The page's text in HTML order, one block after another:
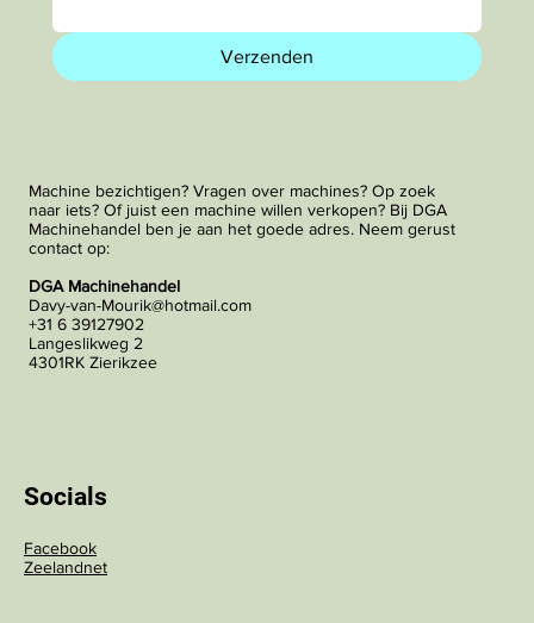
Socials
Facebook
Zeelandnet
Verzenden
Machine bezichtigen? Vragen over machines? Op zoek
naar iets? Of juist een machine willen verkopen? Bij DGA
Machinehandel ben je aan het goede adres. Neem gerust
contact op:
DGA Machinehandel
Davy-van-Mourik@hotmail.com
+31 6 39127902
Langeslikweg 2
4301RK Zierikzee